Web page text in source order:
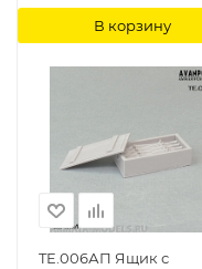
В корзину
TE.006АП Ящик с